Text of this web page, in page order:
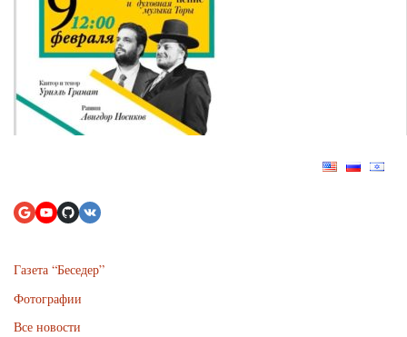
Газета “Беседер”
Фотографии
Все новости